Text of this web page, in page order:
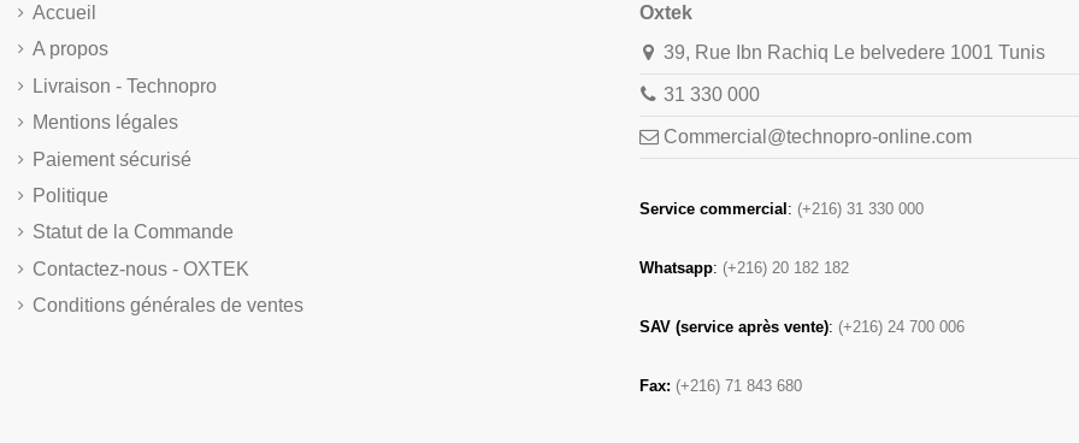
Accueil
A propos
Livraison - Technopro
Mentions légales
Paiement sécurisé
Politique
Statut de la Commande
Contactez-nous - OXTEK
Conditions générales de ventes
Oxtek
39, Rue Ibn Rachiq Le belvedere 1001 Tunis
31 330 000
Commercial@technopro-online.com
Service commercial : (+216) 31 330 000
Whatsapp: (+216) 20 182 182
SAV (service après vente): (+216) 24 700 006
Fax: (+216) 71 843 680